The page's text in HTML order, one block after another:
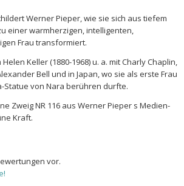
Werner Pieper, wie sie sich aus tiefem
einer warmherzigen, intelligenten,
Frau transformiert.
Keller (1880-1968) u. a. mit Charly Chaplin,
Bell und in Japan, wo sie als erste Frau
Statue von Nara berühren durfte.
Zweig NR 116 aus Werner Pieper s Medien-
Kraft.
vor.